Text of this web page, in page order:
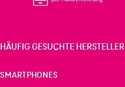
HÄUFIG GESUCHTE HERSTELLER
SMARTPHONES